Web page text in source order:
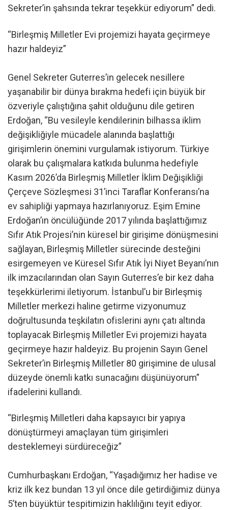
Sekreter’in şahsında tekrar teşekkür ediyorum” dedi.
“Birleşmiş Milletler Evi projemizi hayata geçirmeye
hazır haldeyiz”
Genel Sekreter Guterres’in gelecek nesillere
yaşanabilir bir dünya bırakma hedefi için büyük bir
özveriyle çalıştığına şahit olduğunu dile getiren
Erdoğan, “Bu vesileyle kendilerinin bilhassa iklim
değişikliğiyle mücadele alanında başlattığı
girişimlerin önemini vurgulamak istiyorum. Türkiye
olarak bu çalışmalara katkıda bulunma hedefiyle
Kasım 2026’da Birleşmiş Milletler İklim Değişikliği
Çerçeve Sözleşmesi 31’inci Taraflar Konferansı’na
ev sahipliği yapmaya hazırlanıyoruz. Eşim Emine
Erdoğan’ın öncülüğünde 2017 yılında başlattığımız
Sıfır Atık Projesi’nin küresel bir girişime dönüşmesini
sağlayan, Birleşmiş Milletler sürecinde desteğini
esirgemeyen ve Küresel Sıfır Atık İyi Niyet Beyanı’nın
ilk imzacılarından olan Sayın Guterres’e bir kez daha
teşekkürlerimi iletiyorum. İstanbul’u bir Birleşmiş
Milletler merkezi haline getirme vizyonumuz
doğrultusunda teşkilatın ofislerini aynı çatı altında
toplayacak Birleşmiş Milletler Evi projemizi hayata
geçirmeye hazır haldeyiz. Bu projenin Sayın Genel
Sekreter’in Birleşmiş Milletler 80 girişimine de ulusal
düzeyde önemli katkı sunacağını düşünüyorum”
ifadelerini kullandı.
“Birleşmiş Milletleri daha kapsayıcı bir yapıya
dönüştürmeyi amaçlayan tüm girişimleri
desteklemeyi sürdüreceğiz”
Cumhurbaşkanı Erdoğan, “Yaşadığımız her hadise ve
kriz ilk kez bundan 13 yıl önce dile getirdiğimiz dünya
5’ten büyüktür tespitimizin haklılığını teyit ediyor.